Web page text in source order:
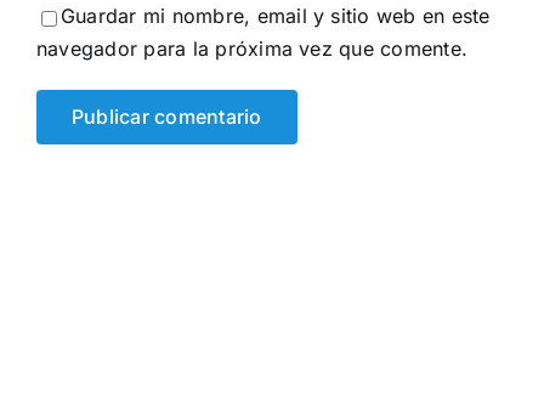
Guardar mi nombre, email y sitio web en este
navegador para la próxima vez que comente.